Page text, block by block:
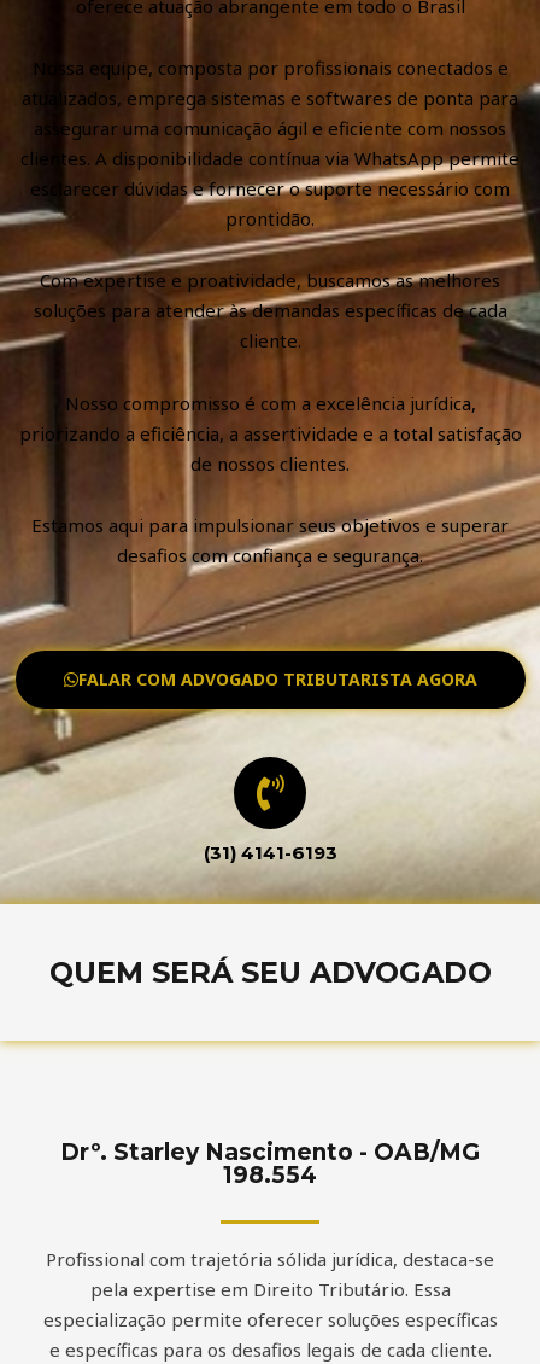
oferece atuação abrangente em todo o Brasil
Nossa equipe, composta por profissionais conectados e
atualizados, emprega sistemas e softwares de ponta para
assegurar uma comunicação ágil e eficiente com nossos
clientes. A disponibilidade contínua via WhatsApp permite
esclarecer dúvidas e fornecer o suporte necessário com
prontidão.
Com expertise e proatividade, buscamos as melhores
soluções para atender às demandas específicas de cada
cliente.
Nosso compromisso é com a excelência jurídica,
priorizando a eficiência, a assertividade e a total satisfação
de nossos clientes.
Estamos aqui para impulsionar seus objetivos e superar
desafios com confiança e segurança.
FALAR COM ADVOGADO TRIBUTARISTA AGORA
(31) 4141-6193
QUEM SERÁ SEU ADVOGADO
Drº. Starley Nascimento - OAB/MG
198.554
Profissional com trajetória sólida jurídica, destaca-se
pela expertise em Direito Tributário. Essa
especialização permite oferecer soluções específicas
e específicas para os desafios legais de cada cliente.